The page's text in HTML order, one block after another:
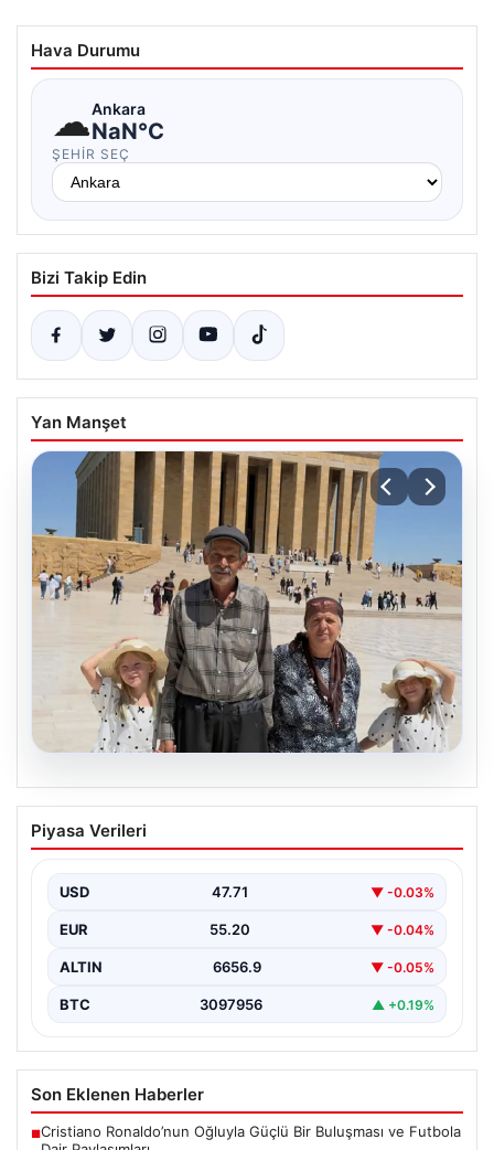
Hava Durumu
☁Ankara
NaN°C
ŞEHIR SEÇ
Bizi Takip Edin
Yan Manşet
08.08.2026
Bakan Göktaş’tan 34 Yıl Sonra Çocuk
Sevinci Yaşayan Doğan Ailesine Tam
Aile ve Sosyal Hizmetler Bakanı Mahinur Özdemir
Piyasa Verileri
USD 47.71 ▼ -0.03%
EUR 55.20 ▼ -0.04%
ALTIN 6656.9 ▼ -0.05%
BTC 3097956 ▲ +0.19%
Son Eklenen Haberler
■Cristiano Ronaldo’nun Oğluyla Güçlü Bir Buluşması ve Futbola